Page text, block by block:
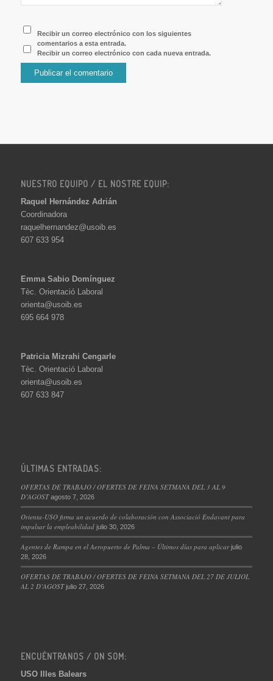
Recibir un correo electrónico con los siguientes
comentarios a esta entrada.
Recibir un correo electrónico con cada nueva entrada.
NUESTRO EQUIPO / EL NOSTRE EQUIP:
Raquel Hernández Adrián
Coordinadora
raquelhernandez@usoib.es
607 633 954
Emma Sabio Domínguez
Tèc. Orientació Laboral
orienta@usoib.es
695 664 978
Patricia Mizrahi Cengarle
Tèc. Orientació Laboral
orienta@usoib.es
607 633 847
ÚLTIMAS ENTRADAS:
OFERTAS DE TRABAJO / OFERTES DE FEINA SETMANA DEL 3 AL 9
D’AGOST agosto 7, 2026
Orienta-USO firma un acuerdo de colaboración con Associació Endavant para
impulsar la empleabilidad julio 30, 2026
Agentes de Rampa en el Aeropuerto de Palma – Últimos días para aplicar julio
28, 2026
OFERTAS DE TRABAJO / OFERTES DE FEINA SETMANA DEL 27 DE JULIOL
AL 2 D’AGOST julio 27, 2026
ENCUÉNTRANOS / ON SOM:
USO Illes Balears